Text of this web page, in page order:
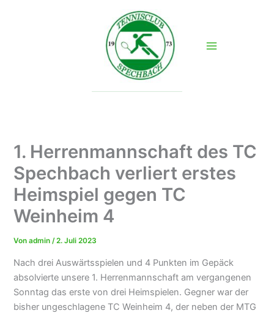
1. Herrenmannschaft des TC
Spechbach verliert erstes
Heimspiel gegen TC
Weinheim 4
Vonadmin/2. Juli 2023
Nach drei Auswärtsspielen und 4 Punkten im Gepäck
absolvierte unsere 1. Herrenmannschaft am vergangenen
Sonntag das erste von drei Heimspielen. Gegner war der
bisher ungeschlagene TC Weinheim 4, der neben der MTG